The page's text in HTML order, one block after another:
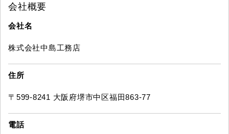
会社概要
会社名
株式会社中島工務店
住所
〒599-8241 大阪府堺市中区福田863-77
電話